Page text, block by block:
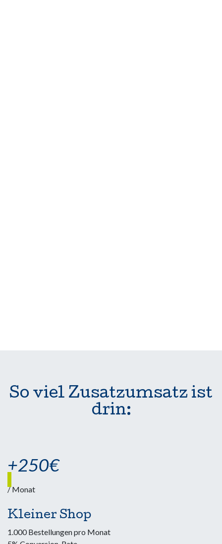
So viel Zusatzumsatz ist
drin:
+250€
/ Monat
Kleiner Shop
1.000 Bestellungen pro Monat